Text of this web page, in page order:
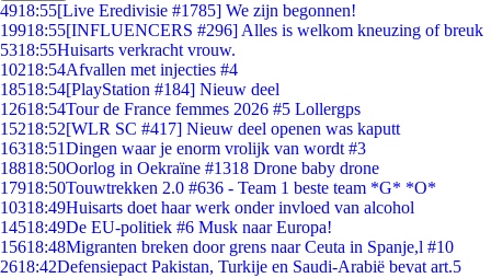
4918:55[Live Eredivisie #1785] We zijn begonnen!
19918:55[INFLUENCERS #296] Alles is welkom kneuzing of breuk
5318:55Huisarts verkracht vrouw.
10218:54Afvallen met injecties #4
18518:54[PlayStation #184] Nieuw deel
12618:54Tour de France femmes 2026 #5 Lollergps
15218:52[WLR SC #417] Nieuw deel openen was kaputt
16318:51Dingen waar je enorm vrolijk van wordt #3
18818:50Oorlog in Oekraïne #1318 Drone baby drone
17918:50Touwtrekken 2.0 #636 - Team 1 beste team *G* *O*
10318:49Huisarts doet haar werk onder invloed van alcohol
14518:49De EU-politiek #6 Musk naar Europa!
15618:48Migranten breken door grens naar Ceuta in Spanje,l #10
2618:42Defensiepact Pakistan, Turkije en Saudi-Arabië bevat art.5